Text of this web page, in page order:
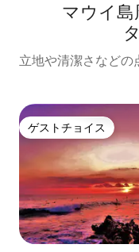
マウイ
立地や清潔さなど
ゲストチョイス
ゲストチョイス